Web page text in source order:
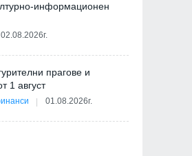
информационен
02.08.2026г.
прагове и
1 август
01.08.2026г.